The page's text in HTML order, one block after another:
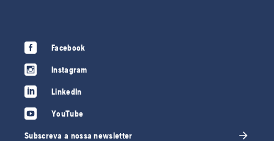
Facebook
Instagram
LinkedIn
YouTube
Subscreva a nossa newsletter